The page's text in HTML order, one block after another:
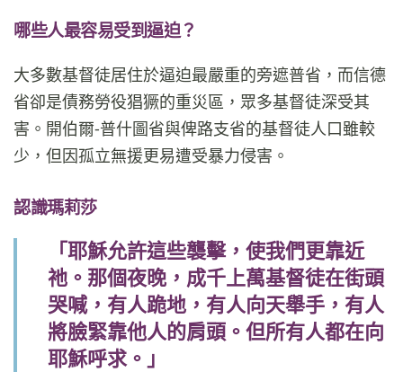
哪些人最容易受到逼迫？
大多數基督徒居住於逼迫最嚴重的旁遮普省，而信德
省卻是債務勞役猖獗的重災區，眾多基督徒深受其
害。開伯爾-普什圖省與俾路支省的基督徒人口雖較
少，但因孤立無援更易遭受暴力侵害。
認識瑪莉莎
「耶穌允許這些襲擊，使我們更靠近
祂。那個夜晚，成千上萬基督徒在街頭
哭喊，有人跪地，有人向天舉手，有人
將臉緊靠他人的肩頭。但所有人都在向
耶穌呼求。」